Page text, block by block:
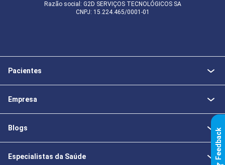
Razão social: G2D SERVIÇOS TECNOLÓGICOS SA
CNPJ: 15.224.465/0001-01
Pacientes
Empresa
Blogs
Especialistas da Saúde k